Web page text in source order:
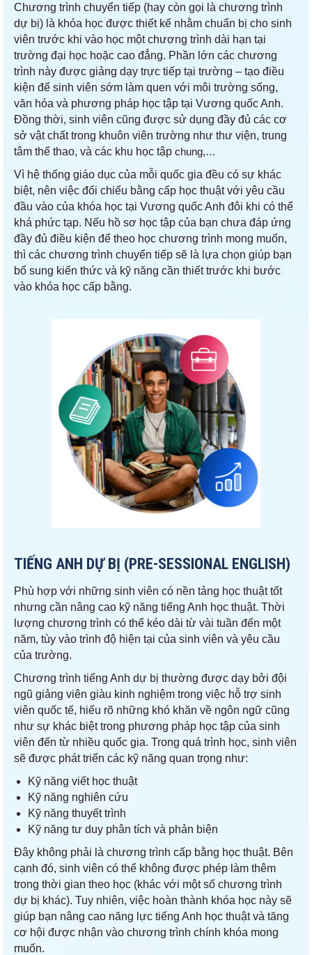
Chương trình chuyển tiếp (hay còn gọi là chương trình
dự bị) là khóa học được thiết kế nhằm chuẩn bị cho sinh
viên trước khi vào học một chương trình dài hạn tại
trường đại học hoặc cao đẳng. Phần lớn các chương
trình này được giảng dạy trực tiếp tại trường – tạo điều
kiện để sinh viên sớm làm quen với môi trường sống,
văn hóa và phương pháp học tập tại Vương quốc Anh.
Đồng thời, sinh viên cũng được sử dụng đầy đủ các cơ
sở vật chất trong khuôn viên trường như thư viện, trung
tâm thể thao, và các khu học tập chung,…
Vì hệ thống giáo dục của mỗi quốc gia đều có sự khác
biệt, nên việc đối chiếu bằng cấp học thuật với yêu cầu
đầu vào của khóa học tại Vương quốc Anh đôi khi có thể
khá phức tạp. Nếu hồ sơ học tập của bạn chưa đáp ứng
đầy đủ điều kiện để theo học chương trình mong muốn,
thì các chương trình chuyển tiếp sẽ là lựa chọn giúp bạn
bổ sung kiến thức và kỹ năng cần thiết trước khi bước
vào khóa học cấp bằng.
TIẾNG ANH DỰ BỊ (PRE-SESSIONAL ENGLISH)
Phù hợp với những sinh viên có nền tảng học thuật tốt
nhưng cần nâng cao kỹ năng tiếng Anh học thuật. Thời
lượng chương trình có thể kéo dài từ vài tuần đến một
năm, tùy vào trình độ hiện tại của sinh viên và yêu cầu
của trường.
Chương trình tiếng Anh dự bị thường được dạy bởi đội
ngũ giảng viên giàu kinh nghiệm trong việc hỗ trợ sinh
viên quốc tế, hiểu rõ những khó khăn về ngôn ngữ cũng
như sự khác biệt trong phương pháp học tập của sinh
viên đến từ nhiều quốc gia. Trong quá trình học, sinh viên
sẽ được phát triển các kỹ năng quan trọng như:
Kỹ năng viết học thuật
Kỹ năng nghiên cứu
Kỹ năng thuyết trình
Kỹ năng tư duy phân tích và phản biện
Đây không phải là chương trình cấp bằng học thuật. Bên
cạnh đó, sinh viên có thể không được phép làm thêm
trong thời gian theo học (khác với một số chương trình
dự bị khác). Tuy nhiên, việc hoàn thành khóa học này sẽ
giúp bạn nâng cao năng lực tiếng Anh học thuật và tăng
cơ hội được nhận vào chương trình chính khóa mong
muốn.